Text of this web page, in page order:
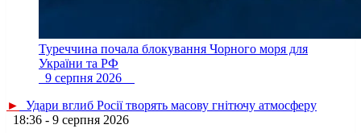
Туреччина почала блокування Чорного моря для
України та РФ
9 серпня 2026
►
Удари вглиб Росії творять масову гнітючу атмосферу
18:36 - 9 серпня 2026